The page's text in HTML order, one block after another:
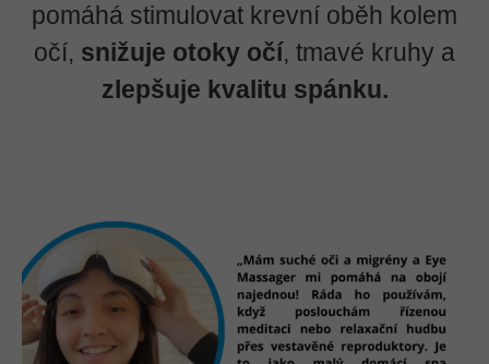
pomáhá stimulovat krevní oběh kolem
očí, snižuje otoky očí, tmavé kruhy a
zlepšuje kvalitu spánku.